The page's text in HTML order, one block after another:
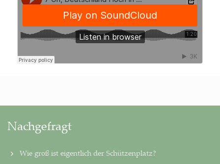
Nachgefragt
Wie groß ist eigentlich der Schützenplatz?